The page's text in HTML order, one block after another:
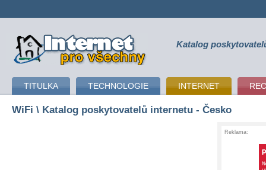
připojení k internetu Katalog
TITULKA TECHNOLOGIE INTERNET
WiFi \ Katalog poskytovatelů internetu - Česko
Reklama: